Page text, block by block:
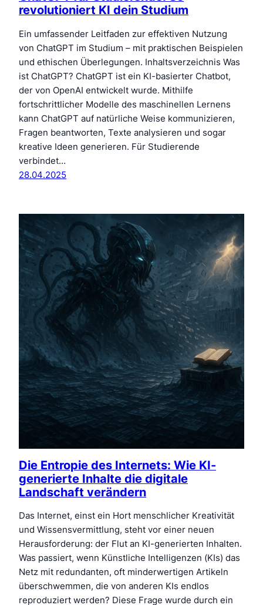
revolutioniert KI dein Studium
Ein umfassender Leitfaden zur effektiven Nutzung
von ChatGPT im Studium – mit praktischen Beispielen
und ethischen Überlegungen. Inhaltsverzeichnis Was
ist ChatGPT? ChatGPT ist ein KI-basierter Chatbot,
der von OpenAI entwickelt wurde. Mithilfe
fortschrittlicher Modelle des maschinellen Lernens
kann ChatGPT auf natürliche Weise kommunizieren,
Fragen beantworten, Texte analysieren und sogar
kreative Ideen generieren. Für Studierende
verbindet…
28.04.2025
Die Entropie des Internets: Wie KI-
generierte Inhalte die digitale
Landschaft verändern
Das Internet, einst ein Hort menschlicher Kreativität
und Wissensvermittlung, steht vor einer neuen
Herausforderung: der Flut an KI-generierten Inhalten.
Was passiert, wenn Künstliche Intelligenzen (KIs) das
Netz mit redundanten, oft minderwertigen Artikeln
überschwemmen, die von anderen KIs endlos
reproduziert werden? Diese Frage wurde durch ein